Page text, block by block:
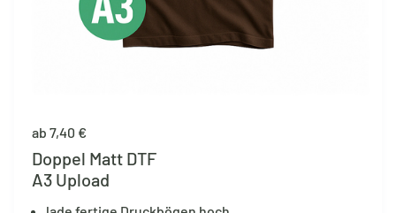
ab 7,40 €
Doppel Matt DTF
A3 Upload